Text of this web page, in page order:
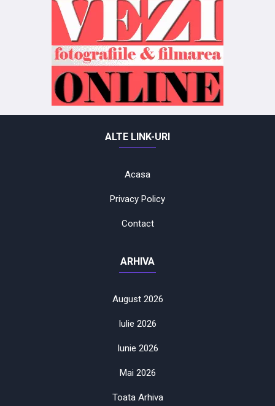
ALTE LINK-URI
Acasa
Privacy Policy
Contact
ARHIVA
August 2026
Iulie 2026
Iunie 2026
Mai 2026
Toata Arhiva